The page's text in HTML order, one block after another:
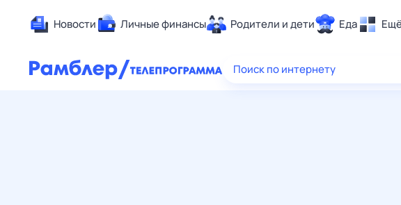
Новости Личные финансы Родители и дети Еда
Здоровье
Поиск по интернету